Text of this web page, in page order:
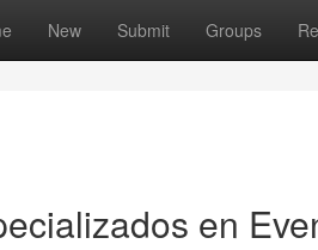
New Submit Groups
en